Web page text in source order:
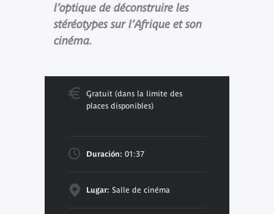
l’optique de déconstruire les
stéréotypes sur l’Afrique et son
cinéma.
Gratuit (dans la limite des
places disponibles)
Duración: 01:37
Lugar: Salle de cinéma